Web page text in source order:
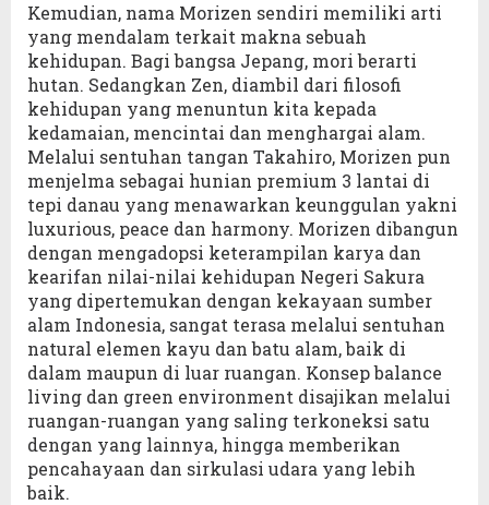
Kemudian, nama Morizen sendiri memiliki arti
yang mendalam terkait makna sebuah
kehidupan. Bagi bangsa Jepang, mori berarti
hutan. Sedangkan Zen, diambil dari filosofi
kehidupan yang menuntun kita kepada
kedamaian, mencintai dan menghargai alam.
Melalui sentuhan tangan Takahiro, Morizen pun
menjelma sebagai hunian premium 3 lantai di
tepi danau yang menawarkan keunggulan yakni
luxurious, peace dan harmony. Morizen dibangun
dengan mengadopsi keterampilan karya dan
kearifan nilai-nilai kehidupan Negeri Sakura
yang dipertemukan dengan kekayaan sumber
alam Indonesia, sangat terasa melalui sentuhan
natural elemen kayu dan batu alam, baik di
dalam maupun di luar ruangan. Konsep balance
living dan green environment disajikan melalui
ruangan-ruangan yang saling terkoneksi satu
dengan yang lainnya, hingga memberikan
pencahayaan dan sirkulasi udara yang lebih
baik.